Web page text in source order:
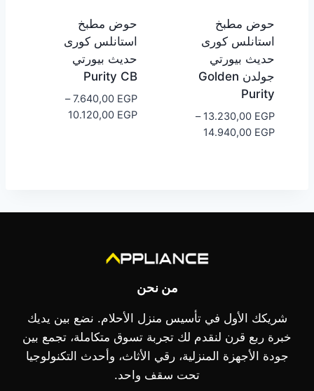
حوض مطبخ
استانلس كورى
حديث بيورتي
جولدن Golden
Purity
13.230,00 EGP
–
14.940,00 EGP
⁦14.940,00 EGP⁩
حوض مطبخ
استانلس كورى
حديث بيورتي
Purity CB
7.640,00 EGP
–
10.120,00 EGP
من نحن
شريكك الأول في تأسيس منزل الأحلام. نضع بين يديك
خبرة ربع قرن لنقدم لك تجربة تسوق متكاملة، تجمع بين
جودة الأجهزة المنزلية، رقي الأثاث، وأحدث التكنولوجيا
تحت سقف واحد.